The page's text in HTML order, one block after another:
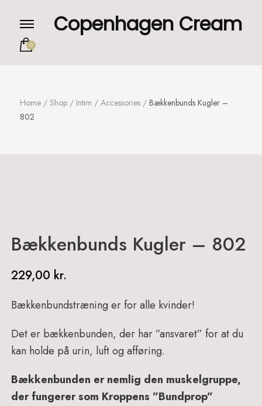
Copenhagen Cream
0
Home / Shop / Intim / Accessories / Bækkenbunds Kugler –
802
Bækkenbunds Kugler – 802
229,00 kr.
Bækkenbundstræning er for alle kvinder!
Det er bækkenbunden, der har ”ansvaret” for at du
kan holde på urin, luft og afføring.
Bækkenbunden er nemlig den muskelgruppe,
der fungerer som Kroppens ”Bundprop”